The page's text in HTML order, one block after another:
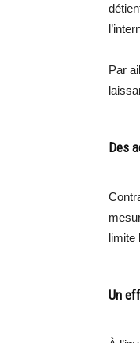
Par
Des
limite
Un